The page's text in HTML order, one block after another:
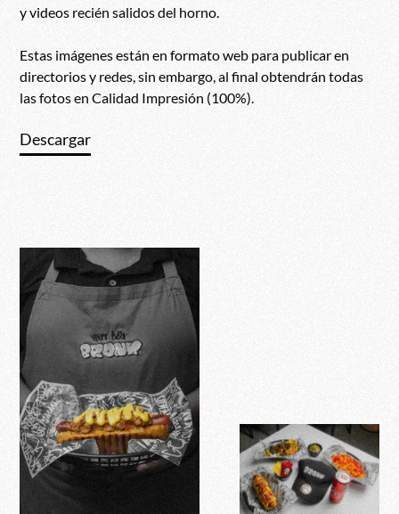
y videos recién salidos del horno.
Estas imágenes están en formato web para publicar en
directorios y redes, sin embargo, al final obtendrán todas
las fotos en Calidad Impresión (100%).
Descargar